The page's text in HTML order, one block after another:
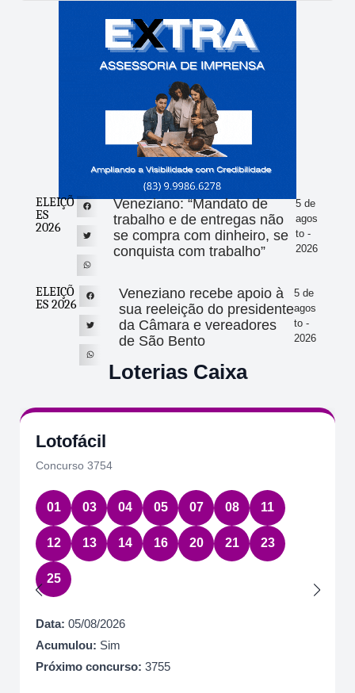
ELEIÇÕ
ES
2026
Veneziano: “Mandato de
trabalho e de entregas não
se compra com dinheiro, se
conquista com trabalho”
5 de
agos
to -
2026
ELEIÇÕ
ES 2026
Veneziano recebe apoio à
sua reeleição do presidente
da Câmara e vereadores
de São Bento
5 de
agos
to -
2026
Loterias Caixa
Lotofácil
Concurso 3754
01 03 04 05 07 08 11
12 13 14 16 20 21 23
25
Data: 05/08/2026
Acumulou: Sim
Próximo concurso: 3755